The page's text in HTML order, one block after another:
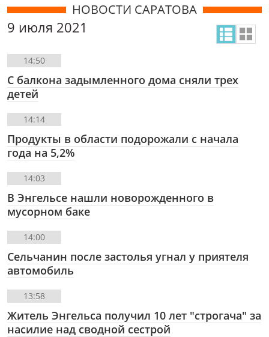
НОВОСТИ САРАТОВА
9 июля 2021
14:50
С балкона задымленного дома сняли трех
детей
14:14
Продукты в области подорожали с начала
года на 5,2%
14:03
В Энгельсе нашли новорожденного в
мусорном баке
14:00
Сельчанин после застолья угнал у приятеля
автомобиль
13:58
Житель Энгельса получил 10 лет "строгача" за
насилие над сводной сестрой